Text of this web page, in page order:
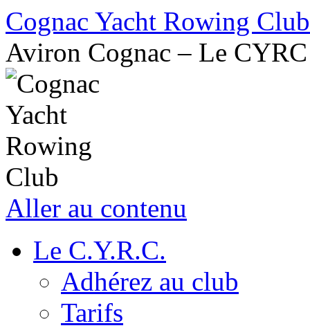
Cognac Yacht Rowing Club
Aviron Cognac – Le CYRC
Aller au contenu
Le C.Y.R.C.
Adhérez au club
Tarifs